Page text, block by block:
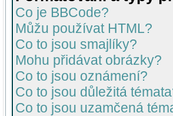
Co je BBCode?
Můžu používat HTML?
Co to jsou smajlíky?
Mohu přidávat obrázky?
Co to jsou oznámení?
Co to jsou důležitá
Co to jsou uzamčená